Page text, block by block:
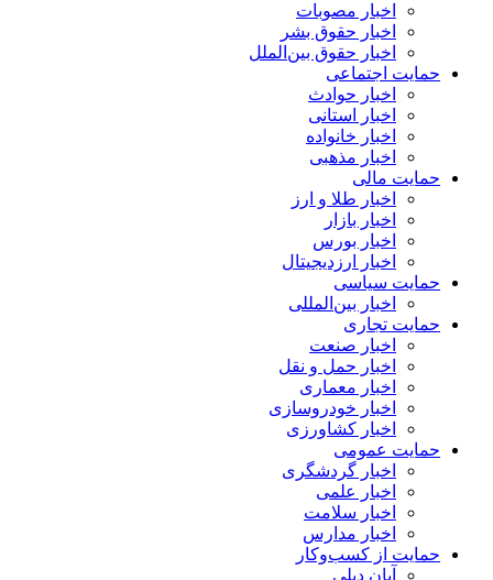
اخبار مصوبات
اخبار حقوق بشر
اخبار حقوق بین‌الملل
حمایت اجتماعی
اخبار حوادث
اخبار استانی
اخبار خانواده
اخبار مذهبی
حمایت مالی
اخبار طلا و ارز
اخبار بازار
اخبار بورس
اخبار ارزدیجیتال
حمایت سیاسی
اخبار بین‌المللی
حمایت تجاری
اخبار صنعت
اخبار حمل و نقل
اخبار معماری
اخبار خودروسازی
اخبار کشاورزی
حمایت عمومی
اخبار گردشگری
اخبار علمی
اخبار سلامت
اخبار مدارس
حمایت از کسب‌وکار
آبان دیلی